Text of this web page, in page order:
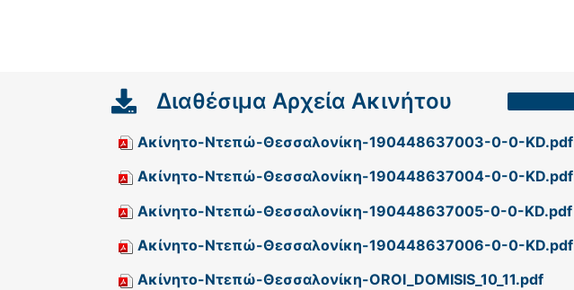
Διαθέσιμα Αρχεία Ακινήτου
Ακίνητο-Ντεπώ-Θεσσαλονίκη-190448637003-0-0-KD.pdf
Ακίνητο-Ντεπώ-Θεσσαλονίκη-190448637004-0-0-KD.pdf
Ακίνητο-Ντεπώ-Θεσσαλονίκη-190448637005-0-0-KD.pdf
Ακίνητο-Ντεπώ-Θεσσαλονίκη-190448637006-0-0-KD.pdf
Ακίνητο-Ντεπώ-Θεσσαλονίκη-OROI_DOMISIS_10_11.pdf